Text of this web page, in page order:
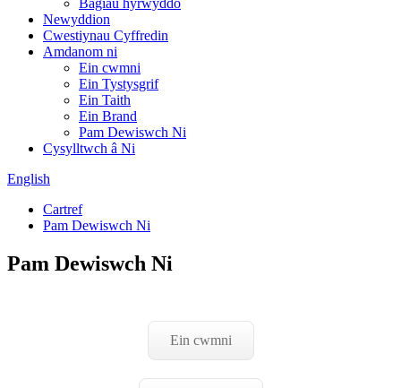
Bagiau hyrwyddo
Newyddion
Cwestiynau Cyffredin
Amdanom ni
Ein cwmni
Ein Tystysgrif
Ein Taith
Ein Brand
Pam Dewiswch Ni
Cysylltwch â Ni
English
Cartref
Pam Dewiswch Ni
Pam Dewiswch Ni
Ein cwmni